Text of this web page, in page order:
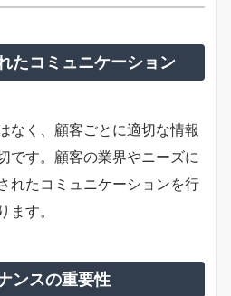
たコミュニケーション
なく、顧客ごとに適切な情報
です。顧客の業界やニーズに
れたコミュニケーションを行
ます。
ンスの重要性